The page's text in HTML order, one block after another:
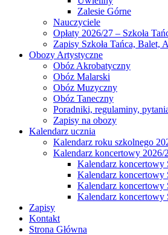
Zalesie Górne
Nauczyciele
Opłaty 2026/27 – Szkoła
Zapisy Szkoła Tańca, Balet,
Obozy Artystyczne
Obóz Akrobatyczny
Obóz Malarski
Obóz Muzyczny
Obóz Taneczny
Poradniki, regulaminy,
Zapisy na obozy
Kalendarz ucznia
Kalendarz roku szkolnego
Kalendarz koncertowy 2026/
Kalendarz koncertowy
Kalendarz
Kalendarz koncertowy
Kalendarz
Zapisy
Kontakt
Strona Główna